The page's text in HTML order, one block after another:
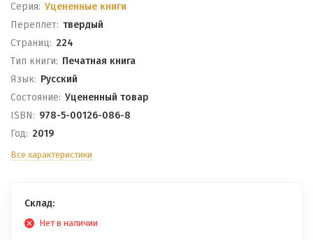
Серия: Уцененные книги
Переплет: твердый
Cтраниц: 224
Тип книги: Печатная книга
Язык: Русский
Состояние: Уцененный товар
ISBN: 978-5-00126-086-8
Год: 2019
Все характеристики
Склад:
Нет в наличии